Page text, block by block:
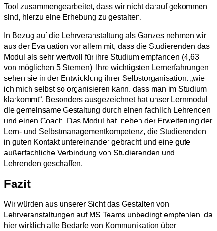
Tool zusammengearbeitet, dass wir nicht darauf gekommen
sind, hierzu eine Erhebung zu gestalten.
In Bezug auf die Lehrveranstaltung als Ganzes nehmen wir
aus der Evaluation vor allem mit, dass die Studierenden das
Modul als sehr wertvoll für ihre Studium empfanden (4,63
von möglichen 5 Sternen). Ihre wichtigsten Lernerfahrungen
sehen sie in der Entwicklung ihrer Selbstorganisation: „wie
ich mich selbst so organisieren kann, dass man im Studium
klarkommt“. Besonders ausgezeichnet hat unser Lernmodul
die gemeinsame Gestaltung durch einen fachlich Lehrenden
und einen Coach. Das Modul hat, neben der Erweiterung der
Lern- und Selbstmanagementkompetenz, die Studierenden
in guten Kontakt untereinander gebracht und eine gute
außerfachliche Verbindung von Studierenden und
Lehrenden geschaffen.
Fazit
Wir würden aus unserer Sicht das Gestalten von
Lehrveranstaltungen auf MS Teams unbedingt empfehlen, da
hier wirklich alle Bedarfe von Kommunikation über